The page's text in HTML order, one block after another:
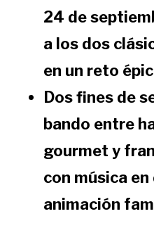
24 de
a los dos
en un reto
Dos fines de
bando entre
gourmet y
con música
animación